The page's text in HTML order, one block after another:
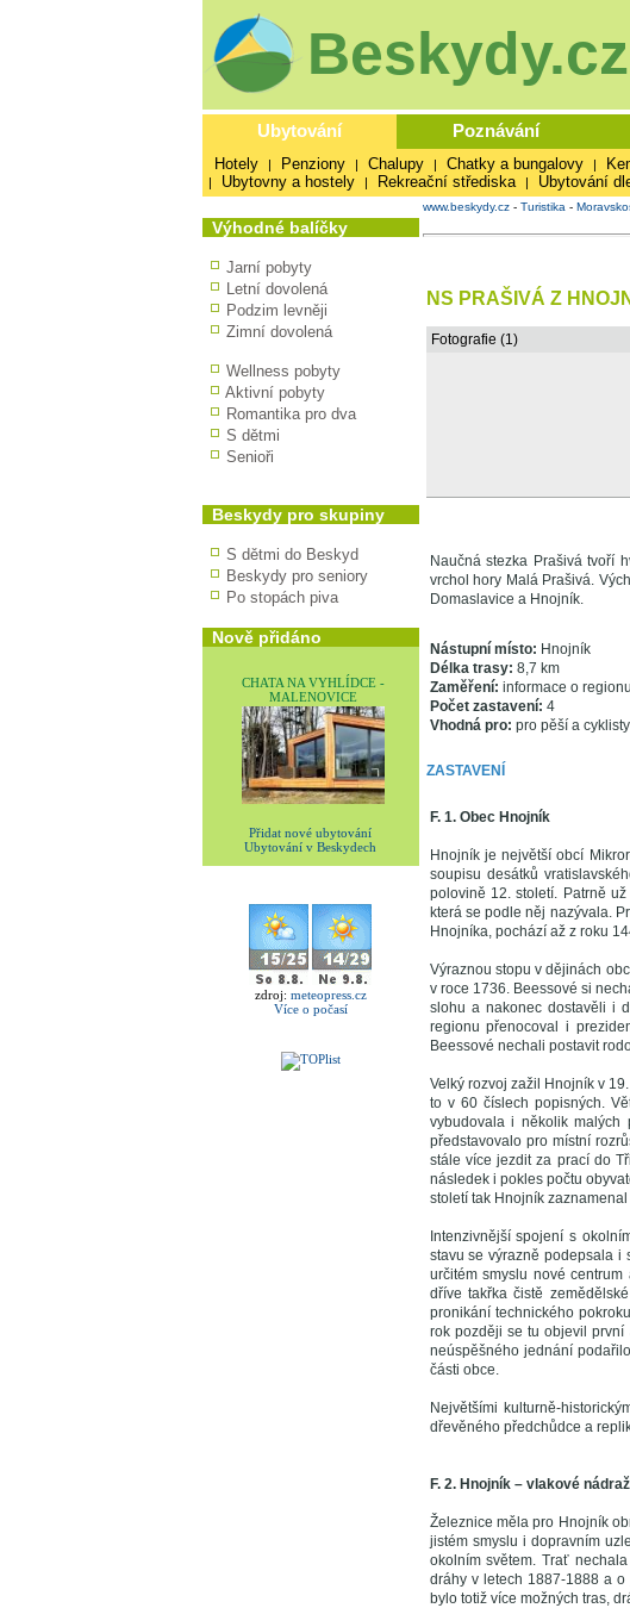
Beskydy.cz
Ubytování Poznávání
Hotely | Penziony | Chalupy | Chatky a bungalovy |
| Ubytovny a hostely | Rekreační střediska | Ubytování
Výhodné balíčky
Jarní pobyty
Letní dovolená
Podzim levněji
Zimní dovolená
Wellness pobyty
Aktivní pobyty
Romantika pro dva
S dětmi
Senioři
Beskydy pro skupiny
S dětmi do Beskyd
Beskydy pro seniory
Po stopách piva
Nově přidáno
CHATA NA VYHLÍDCE -
MALENOVICE
Přidat nové ubytování
Ubytování v Beskydech
zdroj: meteopress.cz
Více o počasí
www.beskydy.cz- Turistika -
NS PRAŠIVÁ Z
Fotografie (1)
Naučná stezka Prašivá tvoří
vrchol hory Malá Prašivá.
Domaslavice a Hnojník.
Nástupní místo: Hnojník
Délka trasy: 8,7 km
Zaměření: informace o regionu
Počet zastavení: 4
Vhodná pro: pro pěší a cyklisty
ZASTAVENÍ
F. 1. Obec Hnojník
Hnojník je největší obcí
soupisu desátků
polovině 12. století. Patrně
která se podle něj nazývala.
Hnojníka, pochází až z roku
Výraznou stopu v dějinách
v roce 1736. Beessové si
slohu a nakonec dostavěli i
regionu přenocoval i
Beessové nechali postavit
Velký rozvoj zažil Hnojník v
to v 60 číslech popisných.
vybudovala i několik malých
představovalo pro místní
stále více jezdit za prací do
následek i pokles počtu
století tak Hnojník
Intenzivnější spojení s
stavu se výrazně podepsala i
určitém smyslu nové
dříve takřka čistě
pronikání technického
rok později se tu objevil
neúspěšného jednání
části obce.
Největšími kulturně-
dřevěného předchůdce a
F. 2. Hnojník – vlakové
Železnice měla pro Hnojník
jistém smyslu i dopravním
okolním světem. Trať
dráhy v letech 1887-1888 a
bylo totiž více možných tras,